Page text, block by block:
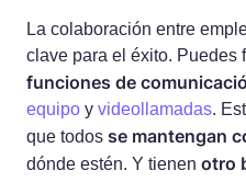
La colaboración entre
clave para el éxito. Puedes
funciones de
equipo y videollamadas.
que todos se mantengan
dónde estén. Y tienen otro